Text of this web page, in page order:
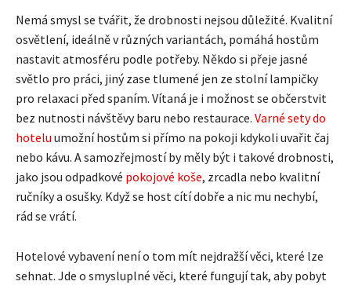
Nemá smysl se tvářit, že drobnosti nejsou důležité. Kvalitní
osvětlení, ideálně v různých variantách, pomáhá hostům
nastavit atmosféru podle potřeby. Někdo si přeje jasné
světlo pro práci, jiný zase tlumené jen ze stolní lampičky
pro relaxaci před spaním. Vítaná je i možnost se občerstvit
bez nutnosti návštěvy baru nebo restaurace. Varné sety do
hotelu umožní hostům si přímo na pokoji kdykoli uvařit čaj
nebo kávu. A samozřejmostí by měly být i takové drobnosti,
jako jsou odpadkové pokojové koše, zrcadla nebo kvalitní
ručníky a osušky. Když se host cítí dobře a nic mu nechybí,
rád se vrátí.
Hotelové vybavení není o tom mít nejdražší věci, které lze
sehnat. Jde o smysluplné věci, které fungují tak, aby pobyt